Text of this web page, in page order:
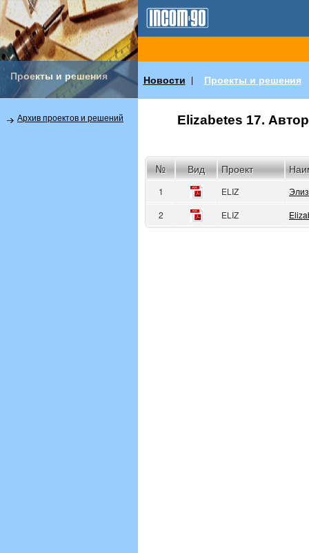
Проекты и решения Новости Проекты и решения
Архив проектов и решений Elizabetes 17.
№ Вид Проект
1 ELIZ
2
ELIZ